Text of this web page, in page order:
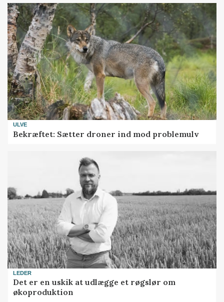
ULVE
Bekræftet: Sætter droner ind mod problemulv
LEDER
Det er en uskik at udlægge et røgslør om
økoproduktion